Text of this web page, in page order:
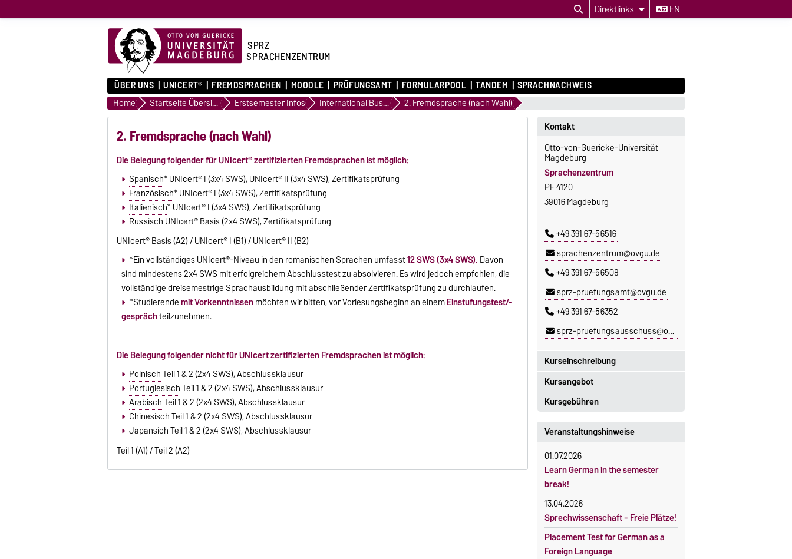
Direktlinks EN
SPRZ
SPRACHENZENTRUM
ÜBER UNS UNICERT® FREMDSPRACHEN MOODLE PRÜFUNGSAMT FORMULARPOOL TANDEM SPRACHNACHWEIS
Home Startseite Übersicht Erstsemester Infos International Business and Economics 2. Fremdsprache (nach Wahl)
2. Fremdsprache (nach Wahl)
Die Belegung folgender für UNIcert®zertifizierten Fremdsprachen ist möglich:
Spanisch* UNIcert®I (3x4 SWS), UNIcert®II (3x4 SWS), Zertifikatsprüfung
Französisch* UNIcert®I (3x4 SWS), Zertifikatsprüfung
Italienisch* UNIcert®I (3x4 SWS), Zertifikatsprüfung
Russisch UNIcert®Basis (2x4 SWS), Zertifikatsprüfung
UNIcert®Basis (A2) / UNIcert®I (B1) / UNIcert®II (B2)
*Ein vollständiges UNIcert®-Niveau in den romanischen Sprachen umfasst12 SWS (3x4 SWS). Davon
sind mindestens 2x4 SWS mit erfolgreichem Abschlusstest zu absolvieren. Es wird jedoch empfohlen, die
vollständige dreisemestrige Sprachausbildung mit abschließender Zertifikatsprüfung zu durchlaufen.
*Studierendemit Vorkenntnissenmöchten wir bitten, vor Vorlesungsbeginn an einemEinstufungstest/-
gesprächteilzunehmen.
Die Belegung folgendernichtfür UNIcert zertifizierten Fremdsprachen ist möglich:
PolnischTeil 1 & 2 (2x4 SWS), Abschlussklausur
PortugiesischTeil 1 & 2 (2x4 SWS), Abschlussklausur
ArabischTeil 1 & 2 (2x4 SWS), Abschlussklausur
ChinesischTeil 1 & 2 (2x4 SWS), Abschlussklausur
JapansichTeil 1 & 2 (2x4 SWS), Abschlussklausur
Teil 1 (A1) / Teil 2 (A2)
Kurseinschreibung
Einschreibezeitraum:
5. Oktober 2026, 9.00 Uhr bis
23. Oktober 2026, 18 Uhr
Moodle
Die Kurse beginnen ab dem 12.
Oktober 2026.
Kursteilnahme nur nach
fristgerechter Online-Anmeldung
Kontakt
Otto-von-Guericke-Universität
Magdeburg
Sprachenzentrum
PF 4120
39016 Magdeburg
+49 391 67-56516
sprachenzentrum@ovgu.de
+49 391 67-56508
sprz-pruefungsamt@ovgu.de
+49 391 67-56352
sprz-pruefungsausschuss@ovgu.de
Kursangebot
Das aktuelle Kursprogramm des
SPRZ finden Sie hier.
Kursgebühren
Sprachkurse sind i. d. R.
gebührenpflichtig.
Gebühren
Gebührenrückerstattung
Gebührenbefreiungen bei
curricularer Sprachausbildung
Gebührenbefreiung bei Incomings
Veranstaltungshinweise
01.07.2026
Learn German in the semester
break!
13.04.2026
Sprechwissenschaft - Freie Plätze!
Placement Test for German as a
Foreign Language